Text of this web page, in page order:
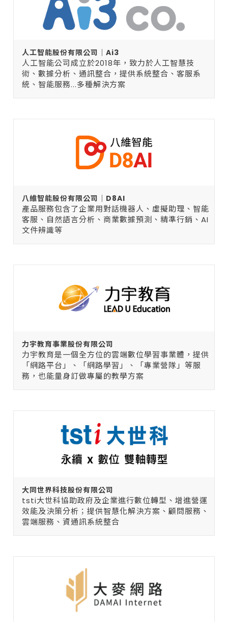
人工智能股份有限公司｜Ai3
人工智能公司成立於2018年，致力於人工智慧技
術、數據分析、通訊整合，提供系統整合、客服系
統、智能服務...多種解決方案
八維智能股份有限公司｜D8AI
產品服務包含了企業用對話機器人、虛擬助理、智能
客服、自然語言分析、商業數據預測、精準行銷、AI
文件辨識等
力宇教育事業股份有限公司
力宇教育是一個全方位的雲端數位學習事業體，提供
「網路平台」、「網路學習」、「專業營隊」等服
務，也能量身訂做專屬的教學方案
大同世界科技股份有限公司
tsti大世科協助政府及企業進行數位轉型、增進營運
效能及決策分析；提供智慧化解決方案、顧問服務、
雲端服務、資通訊系統整合